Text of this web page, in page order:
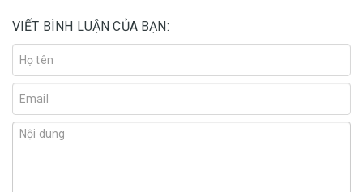
VIẾT BÌNH LUẬN CỦA BẠN: